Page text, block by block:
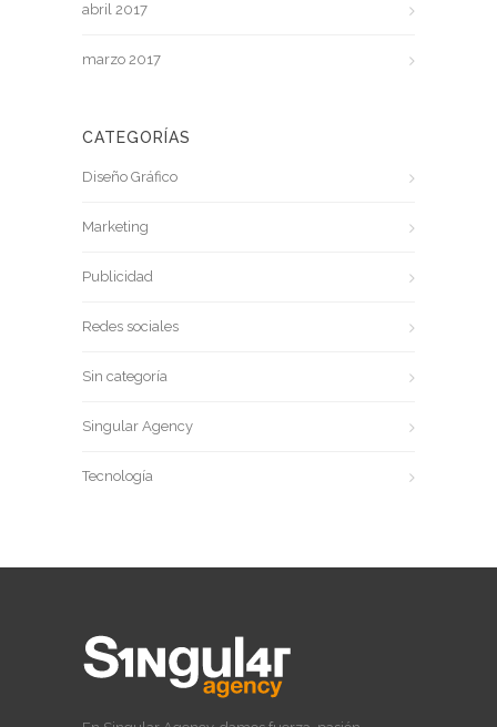
abril 2017
marzo 2017
CATEGORÍAS
Diseño Gráfico
Marketing
Publicidad
Redes sociales
Sin categoría
Singular Agency
Tecnología